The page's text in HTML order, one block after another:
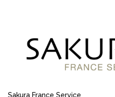
Sakura France Service